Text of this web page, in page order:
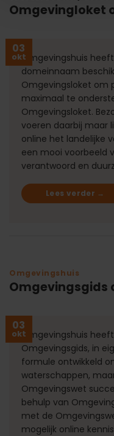
Omgevingloket
03
oktOmgevingshuis
domeinnaam
Omgevingsloket om
maximaal te
Omgevingsloket.
voeren daarbij maar
online het landelijke
een mooi voorbeeld
verantwoord en
Lees verder →
Omgevingshuis
Omgevingsgids
03
oktOmgevingshuis
Omgevingsgids, in
formule ontwikkeld
waterschappen,
Omgevingswet
behulp van
met de
mogelijk online